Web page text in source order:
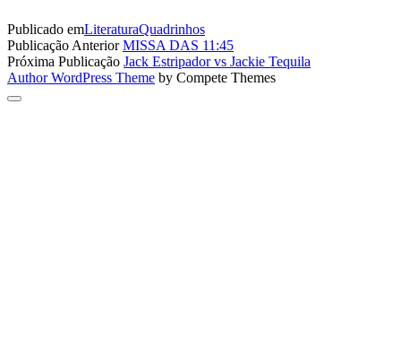
Publicado emLiteraturaQuadrinhos
Publicação Anterior MISSA DAS 11:45
Próxima Publicação Jack Estripador vs Jackie Tequila
Author WordPress Theme by Compete Themes
Voltar